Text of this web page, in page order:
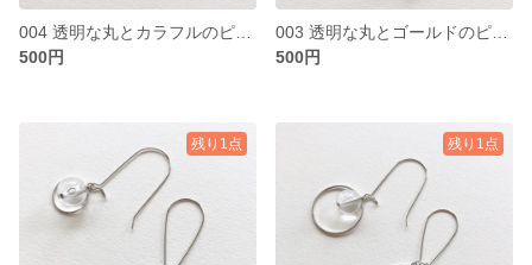
500円
500円
残り1点 残り1点